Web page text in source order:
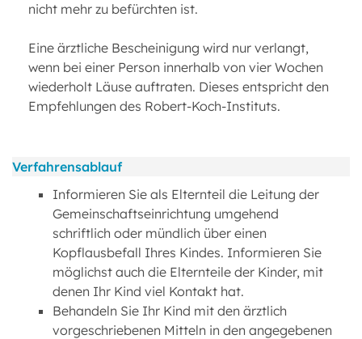
nicht mehr zu befürchten ist.
Eine ärztliche Bescheinigung wird nur verlangt,
wenn bei einer Person innerhalb von vier Wochen
wiederholt Läuse auftraten. Dieses entspricht den
Empfehlungen des Robert-Koch-Instituts.
Verfahrensablauf
Informieren Sie als Elternteil die Leitung der
Gemeinschaftseinrichtung umgehend
schriftlich oder mündlich über einen
Kopflausbefall Ihres Kindes. Informieren Sie
möglichst auch die Elternteile der Kinder, mit
denen Ihr Kind viel Kontakt hat.
Behandeln Sie Ihr Kind mit den ärztlich
vorgeschriebenen Mitteln in den angegebenen